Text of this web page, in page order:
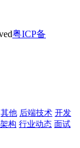
粤ICP备
其他 后端技术 开发
构 行业动态 面试